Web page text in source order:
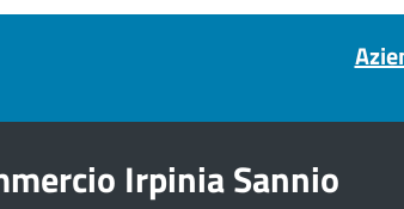
Irpinia Sannio